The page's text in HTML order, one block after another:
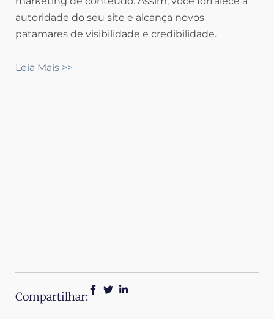
autoridade do seu site e alcança novos
patamares de visibilidade e credibilidade.
Leia Mais >>
Compartilhar: